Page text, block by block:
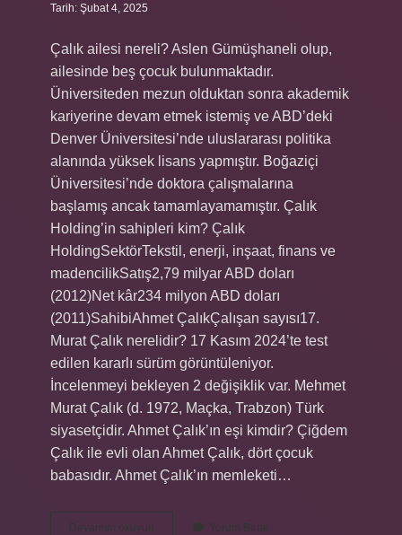
Tarih: Şubat 4, 2025
Çalık ailesi nereli? Aslen Gümüşhaneli olup,
ailesinde beş çocuk bulunmaktadır.
Üniversiteden mezun olduktan sonra akademik
kariyerine devam etmek istemiş ve ABD’deki
Denver Üniversitesi’nde uluslararası politika
alanında yüksek lisans yapmıştır. Boğaziçi
Üniversitesi’nde doktora çalışmalarına
başlamış ancak tamamlayamamıştır. Çalık
Holding’in sahipleri kim? Çalık
HoldingSektörTekstil, enerji, inşaat, finans ve
madencilikSatış2,79 milyar ABD doları
(2012)Net kâr234 milyon ABD doları
(2011)SahibiAhmet ÇalıkÇalışan sayısı17.
Murat Çalık nerelidir? 17 Kasım 2024’te test
edilen kararlı sürüm görüntüleniyor.
İncelenmeyi bekleyen 2 değişiklik var. Mehmet
Murat Çalık (d. 1972, Maçka, Trabzon) Türk
siyasetçidir. Ahmet Çalık’ın eşi kimdir? Çiğdem
Çalık ile evli olan Ahmet Çalık, dört çocuk
babasıdır. Ahmet Çalık’ın memleketi…
Devamını okuyun Yorum Bırak